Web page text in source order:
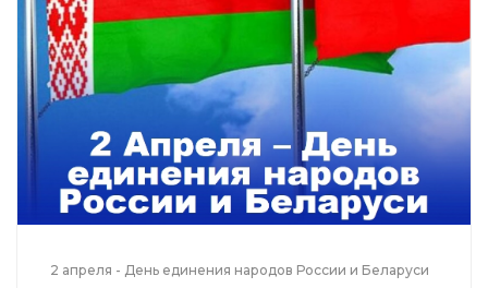
2 апреля - День единения народов России и Беларуси